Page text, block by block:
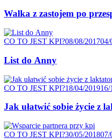
Walka z zastojem po
Kategoria
CO TO JEST KPI?Posted
08/08/201704/
List do Anny
Kategoria
CO TO JEST KPI?Posted
18/04/201916/
Jak ułatwić sobie życie z
Kategoria
CO TO JEST KPI?Posted
30/05/201807/